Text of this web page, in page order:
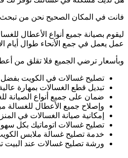
فانت في المكان الصحيح نحن من
ليقوم بصيانة جميع أنواع الأعطال
عمل يعمل في جمع الأنحاء طوال أيام
وبأسعار ترضي الجميع فلا تقلق من
تصليح غسالات في الكويت بفضل
تبديل قطع الغسالات بمهارة
ضمان على جميع أنواع الصيانة
وإصلاح جميع الأعطال للغسالة
إمكانية صيانة الغسالات في
تصليح غسالات اتوماتيك بكل
خدمة تصليح غسالة ملابس
ورشة تصليح غسالات عند البيت